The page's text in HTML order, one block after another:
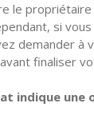
le propriétaire
si
demander à
finaliser
indique une